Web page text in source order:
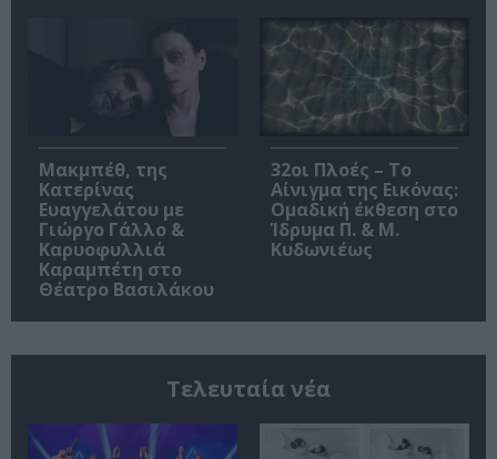
Μακμπέθ, της
Κατερίνας
Ευαγγελάτου με
Γιώργο Γάλλο &
Καρυοφυλλιά
Καραμπέτη στο
Θέατρο Βασιλάκου
32οι Πλοές – Το
Αίνιγμα της Εικόνας:
Ομαδική έκθεση στο
Ίδρυμα Π. & Μ.
Κυδωνιέως
Τελευταία νέα